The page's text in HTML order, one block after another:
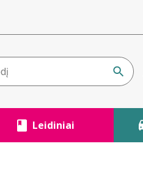
Leidiniai